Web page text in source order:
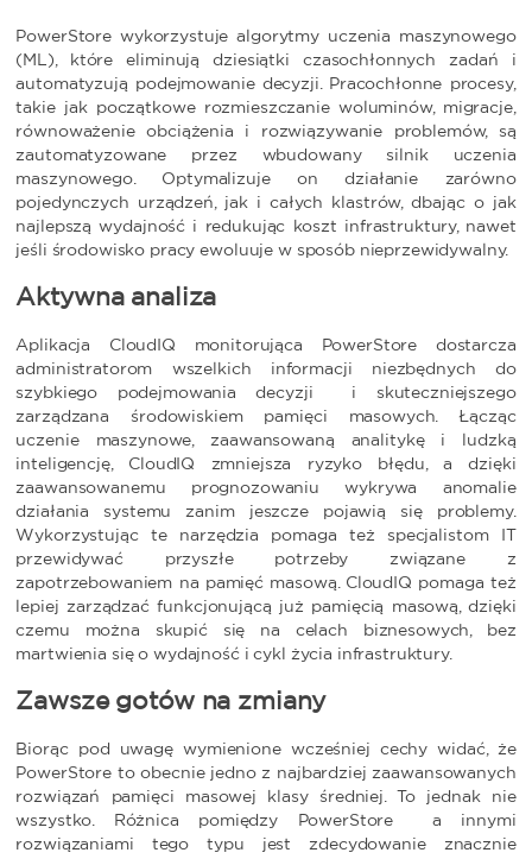
PowerStore wykorzystuje algorytmy uczenia maszynowego
(ML), które eliminują dziesiątki czasochłonnych zadań i
automatyzują podejmowanie decyzji. Pracochłonne procesy,
takie jak początkowe rozmieszczanie woluminów, migracje,
równoważenie obciążenia i rozwiązywanie problemów, są
zautomatyzowane przez wbudowany silnik uczenia
maszynowego. Optymalizuje on działanie zarówno
pojedynczych urządzeń, jak i całych klastrów, dbając o jak
najlepszą wydajność i redukując koszt infrastruktury, nawet
jeśli środowisko pracy ewoluuje w sposób nieprzewidywalny.
Aktywna analiza
Aplikacja CloudIQ monitorująca PowerStore dostarcza
administratorom wszelkich informacji niezbędnych do
szybkiego podejmowania decyzji i skuteczniejszego
zarządzana środowiskiem pamięci masowych. Łącząc
uczenie maszynowe, zaawansowaną analitykę i ludzką
inteligencję, CloudIQ zmniejsza ryzyko błędu, a dzięki
zaawansowanemu prognozowaniu wykrywa anomalie
działania systemu zanim jeszcze pojawią się problemy.
Wykorzystując te narzędzia pomaga też specjalistom IT
przewidywać przyszłe potrzeby związane z
zapotrzebowaniem na pamięć masową. CloudIQ pomaga też
lepiej zarządzać funkcjonującą już pamięcią masową, dzięki
czemu można skupić się na celach biznesowych, bez
martwienia się o wydajność i cykl życia infrastruktury.
Zawsze gotów na zmiany
Biorąc pod uwagę wymienione wcześniej cechy widać, że
PowerStore to obecnie jedno z najbardziej zaawansowanych
rozwiązań pamięci masowej klasy średniej. To jednak nie
wszystko. Różnica pomiędzy PowerStore a innymi
rozwiązaniami tego typu jest zdecydowanie znacznie